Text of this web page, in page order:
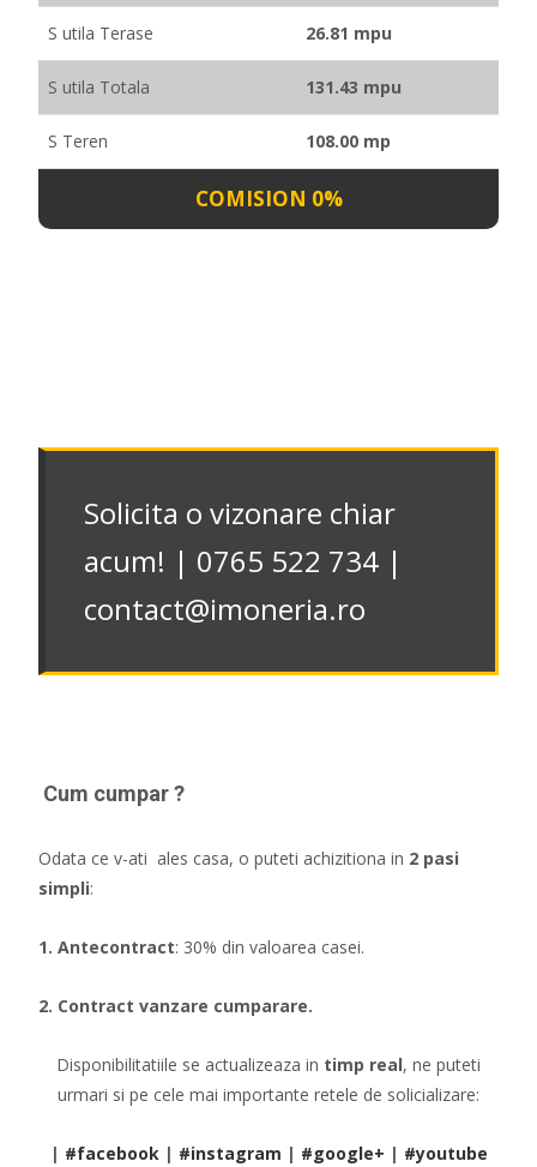
S utila Terase 26.81 mpu
S utila Totala 131.43 mpu
S Teren 108.00 mp
COMISION 0%
Solicita o vizonare chiar
acum! | 0765 522 734 |
contact@imoneria.ro
Cum cumpar ?
Odata ce v-ati ales casa, o puteti achizitiona in 2 pasi
simpli:
1. Antecontract: 30% din valoarea casei.
2. Contract vanzare cumparare.
Disponibilitatiile se actualizeaza in timp real, ne puteti
urmari si pe cele mai importante retele de solicializare:
| #facebook| #instagram | #google+ | #youtube